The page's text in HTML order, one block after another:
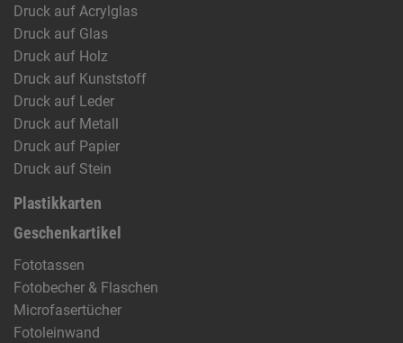
Druck auf Acrylglas
Druck auf Glas
Druck auf Holz
Druck auf Kunststoff
Druck auf Leder
Druck auf Metall
Druck auf Papier
Druck auf Stein
Plastikkarten
Geschenkartikel
Fototassen
Fotobecher & Flaschen
Microfasertücher
Fotoleinwand